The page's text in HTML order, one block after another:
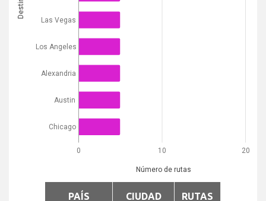
0 10 20
Número de rutas
Las Vegas
Los Angeles
Alexandria
Austin
Chicago
Destino
PAÍS CIUDAD RUTAS